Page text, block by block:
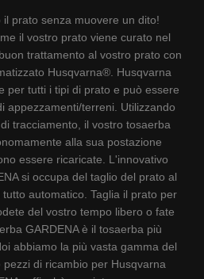
prato senza muovere un dito!
il vostro prato viene curato nel
trattamento al vostro prato con
Husqvarna®. Husqvarna
per tutti i tipi di prato e può essere
appezzamenti/terreni. Utilizzando
tracciamento, il vostro tosaerba
alla sua postazione
essere ricaricate. L'innovativo
si occupa del taglio del prato al
automatico. Taglia il prato per
del vostro tempo libero o fate
GARDENA è il tosaerba più
abbiamo la più vasta gamma del
di ricambio per Husqvarna